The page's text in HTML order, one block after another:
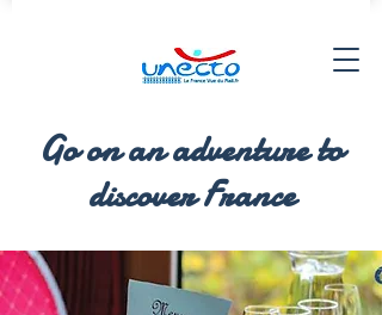
Go on an adventure to
discover France